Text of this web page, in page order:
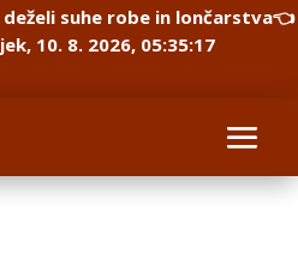
deželi suhe robe in lončarstva👈
10. 8. 2026, 05:35:17